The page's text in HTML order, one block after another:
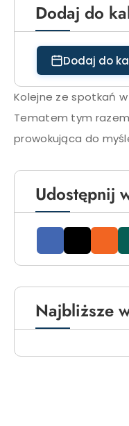
Dodaj do
Dodaj do
Kolejne ze spotkań
Tematem tym
prowokująca do
Udostępnij
Najbliższe